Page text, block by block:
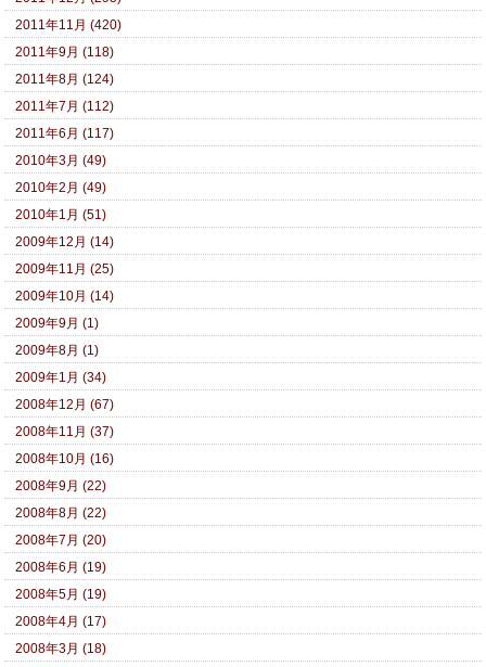
2011年11月 (420)
2011年9月 (118)
2011年8月 (124)
2011年7月 (112)
2011年6月 (117)
2010年3月 (49)
2010年2月 (49)
2010年1月 (51)
2009年12月 (14)
2009年11月 (25)
2009年10月 (14)
2009年9月 (1)
2009年8月 (1)
2009年1月 (34)
2008年12月 (67)
2008年11月 (37)
2008年10月 (16)
2008年9月 (22)
2008年8月 (22)
2008年7月 (20)
2008年6月 (19)
2008年5月 (19)
2008年4月 (17)
2008年3月 (18)